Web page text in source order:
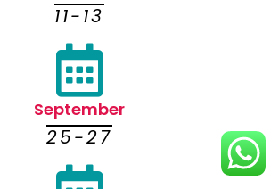
11-13
September
25-27